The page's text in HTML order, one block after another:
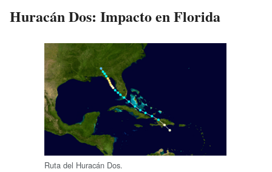
Huracán Dos: Impacto en Florida
Ruta del Huracán Dos.